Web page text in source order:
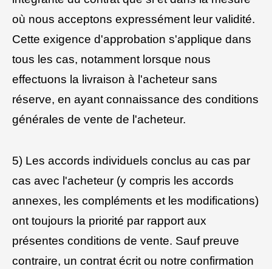
où nous acceptons expressément leur validité.
Cette exigence d'approbation s'applique dans
tous les cas, notamment lorsque nous
effectuons la livraison à l'acheteur sans
réserve, en ayant connaissance des conditions
générales de vente de l'acheteur.
5) Les accords individuels conclus au cas par
cas avec l'acheteur (y compris les accords
annexes, les compléments et les modifications)
ont toujours la priorité par rapport aux
présentes conditions de vente. Sauf preuve
contraire, un contrat écrit ou notre confirmation